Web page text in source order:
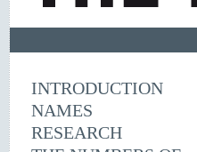
INTRODUCTION
NAMES
RESEARCH